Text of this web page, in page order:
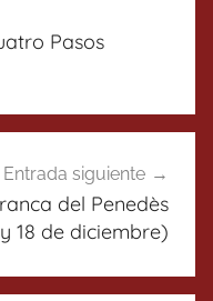
Pasos
Entrada siguiente
del Penedès
18 de diciembre)